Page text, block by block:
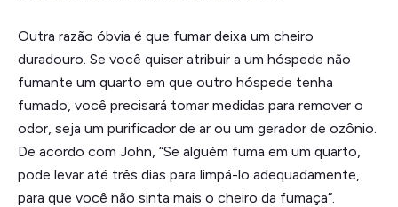
Outra razão óbvia é que fumar deixa um cheiro
duradouro. Se você quiser atribuir a um hóspede não
fumante um quarto em que outro hóspede tenha
fumado, você precisará tomar medidas para remover o
odor, seja um purificador de ar ou um gerador de ozônio.
De acordo com John, “Se alguém fuma em um quarto,
pode levar até três dias para limpá-lo adequadamente,
para que você não sinta mais o cheiro da fumaça”.